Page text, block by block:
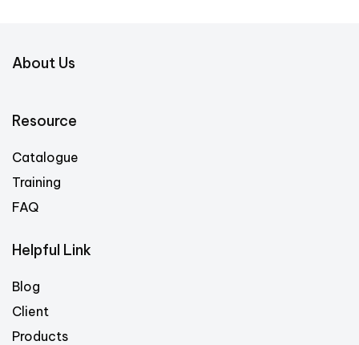
About Us
Resource
Catalogue
Training
FAQ
Helpful Link
Blog
Client
Products